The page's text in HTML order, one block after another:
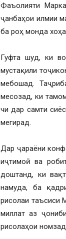
Фаъолияти
ҷанбаҳои илмии
ба роҳ монда
Гуфта шуд, ки
мустақили
мебошад.
месозад, ки
чи дар самти
мегирад.
Дар ҷараёни
иҷтимоӣ ва
доштанд, ки
намуда, ба
рисолаи таъсиси
миллат аз
рисолаҳои